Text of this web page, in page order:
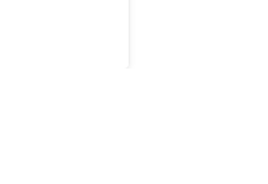
テライトオ
講演に来て